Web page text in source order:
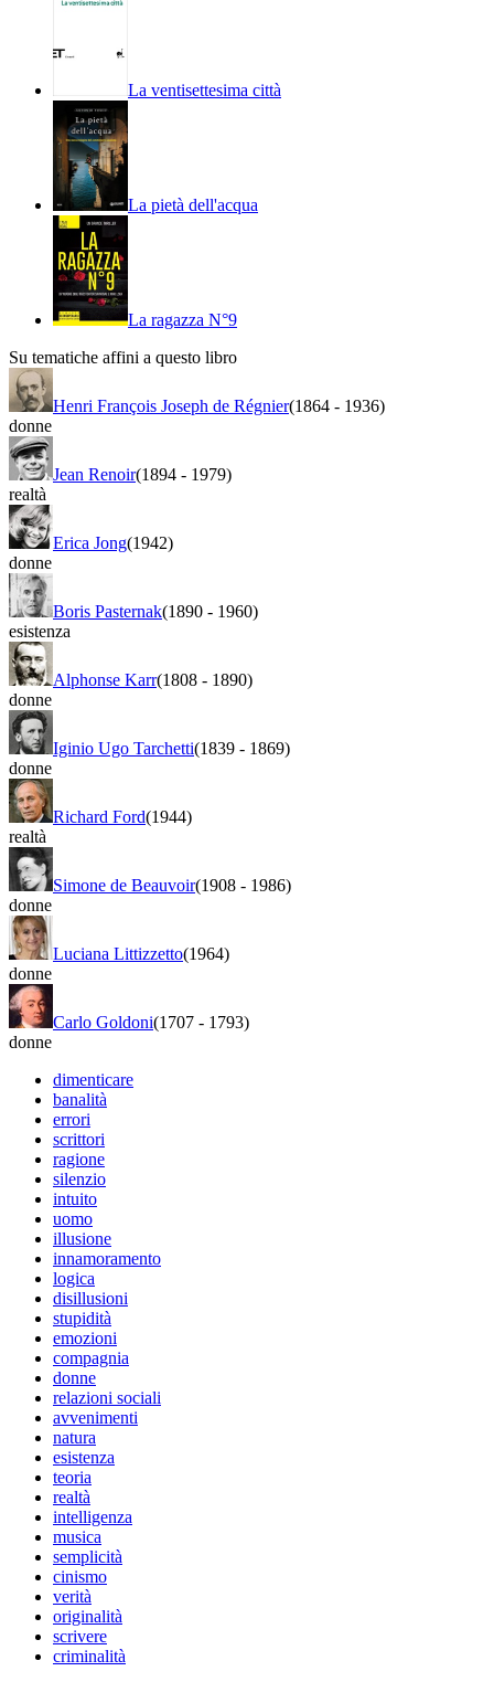
La ventisettesima città
La pietà dell'acqua
La ragazza N°9
Su tematiche affini a questo libro
Henri François Joseph de Régnier(1864 - 1936)
donne
Jean Renoir(1894 - 1979)
realtà
Erica Jong(1942)
donne
Boris Pasternak(1890 - 1960)
esistenza
Alphonse Karr(1808 - 1890)
donne
Iginio Ugo Tarchetti(1839 - 1869)
donne
Richard Ford(1944)
realtà
Simone de Beauvoir(1908 - 1986)
donne
Luciana Littizzetto(1964)
donne
Carlo Goldoni(1707 - 1793)
donne
dimenticare
banalità
errori
scrittori
ragione
silenzio
intuito
uomo
illusione
innamoramento
logica
disillusioni
stupidità
emozioni
compagnia
donne
relazioni sociali
avvenimenti
natura
esistenza
teoria
realtà
intelligenza
musica
semplicità
cinismo
verità
originalità
scrivere
criminalità